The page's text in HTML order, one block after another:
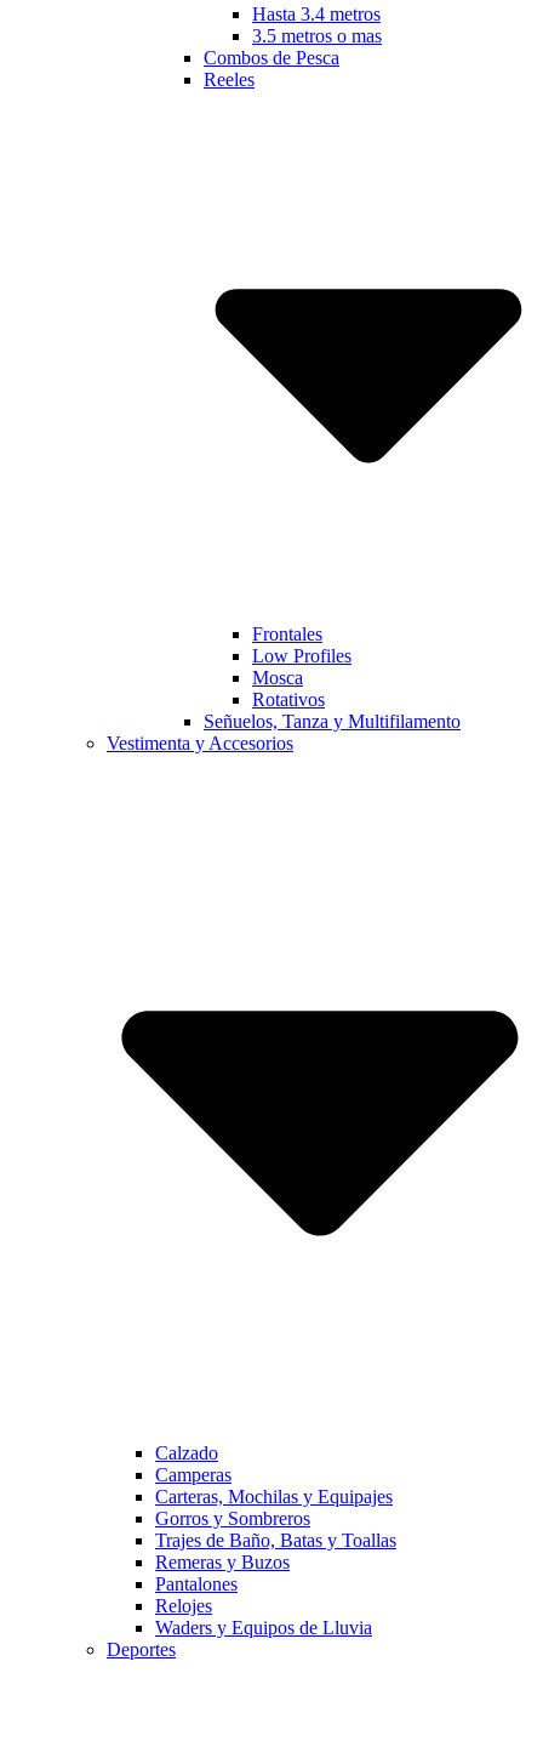
Hasta 3.4 metros
3.5 metros o mas
Combos de Pesca
Reeles
Frontales
Low Profiles
Mosca
Rotativos
Señuelos, Tanza y Multifilamento
Vestimenta y Accesorios
Calzado
Camperas
Carteras, Mochilas y Equipajes
Gorros y Sombreros
Trajes de Baño, Batas y Toallas
Remeras y Buzos
Pantalones
Relojes
Waders y Equipos de Lluvia
Deportes